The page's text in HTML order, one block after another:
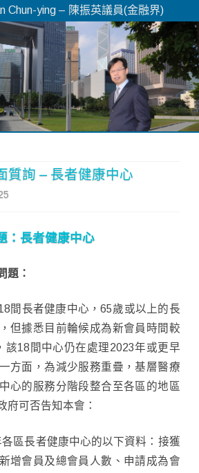
Chun-ying – 陳振英議員(金融界)
質詢 – 長者健康中心
：長者健康中心
題：
間長者健康中心，65歲或以上的長
但據悉目前輪候成為新會員時間較
該18間中心仍在處理2023年或更早
方面，為減少服務重疊，基層醫療
心的服務分階段整合至各區的地區
府可否告知本會：
區長者健康中心的以下資料：接獲
增會員及總會員人數、申請成為會